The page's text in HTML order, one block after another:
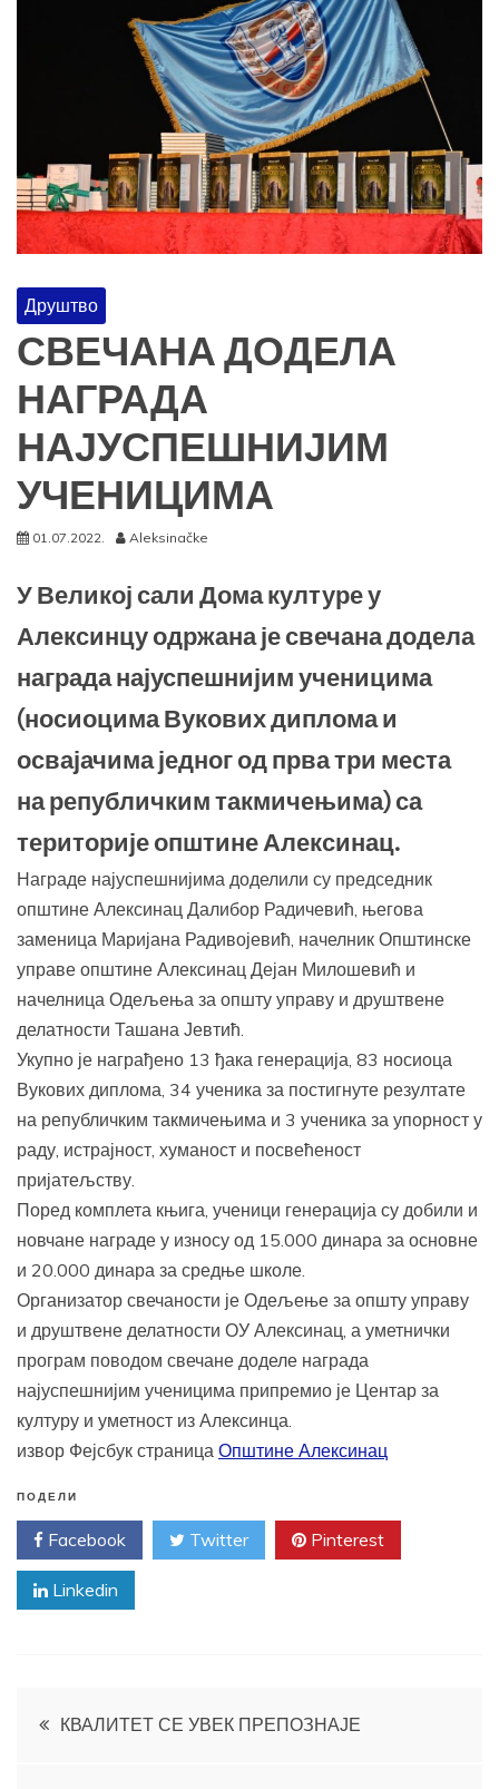
Друштво
СВЕЧАНА ДОДЕЛА
НАГРАДА
НАЈУСПЕШНИЈИМ
УЧЕНИЦИМА
01.07.2022. Aleksinačke
У Великој сали Дома културе у
Алексинцу одржана је свечана додела
награда најуспешнијим ученицима
(носиоцима Вукових диплома и
освајачима једног од прва три места
на републичким такмичењима) са
територије општине Алексинац.
Награде најуспешнијима доделили су председник
општине Алексинац Далибор Радичевић, његова
заменица Маријана Радивојевић, начелник Општинске
управе општине Алексинац Дејан Милошевић и
начелница Одељења за општу управу и друштвене
делатности Ташана Јевтић.
Укупно је награђено 13 ђака генерација, 83 носиоца
Вукових диплома, 34 ученика за постигнуте резултате
на републичким такмичењима и 3 ученика за упорност у
раду, истрајност, хуманост и посвећеност
пријатељству.
Поред комплета књига, ученици генерација су добили и
новчане награде у износу од 15.000 динара за основне
и 20.000 динара за средње школе.
Организатор свечаности је Одељење за општу управу
и друштвене делатности ОУ Алексинац, а уметнички
програм поводом свечане доделе награда
најуспешнијим ученицима припремио је Центар за
културу и уметност из Алексинца.
извор Фејсбук страница Општине Алексинац
ПОДЕЛИ
Facebook Twitter Pinterest
Linkedin
Кретање
КВАЛИТЕТ СЕ УВЕК ПРЕПОЗНАЈЕ